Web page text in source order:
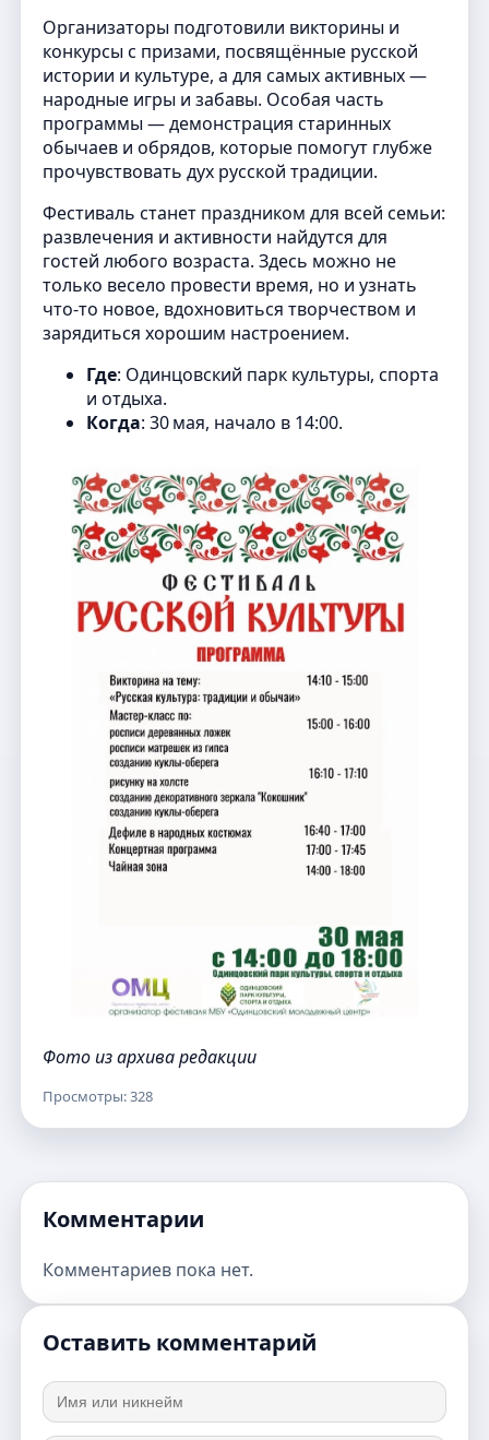
Организаторы подготовили викторины и
конкурсы с призами, посвящённые русской
истории и культуре, а для самых активных —
народные игры и забавы. Особая часть
программы — демонстрация старинных
обычаев и обрядов, которые помогут глубже
прочувствовать дух русской традиции.
Фестиваль станет праздником для всей семьи:
развлечения и активности найдутся для
гостей любого возраста. Здесь можно не
только весело провести время, но и узнать
что‑то новое, вдохновиться творчеством и
зарядиться хорошим настроением.
Где: Одинцовский парк культуры, спорта
и отдыха.
Когда: 30 мая, начало в 14:00.
Фото из архива редакции
Просмотры: 328
Комментарии
Комментариев пока нет.
Оставить комментарий